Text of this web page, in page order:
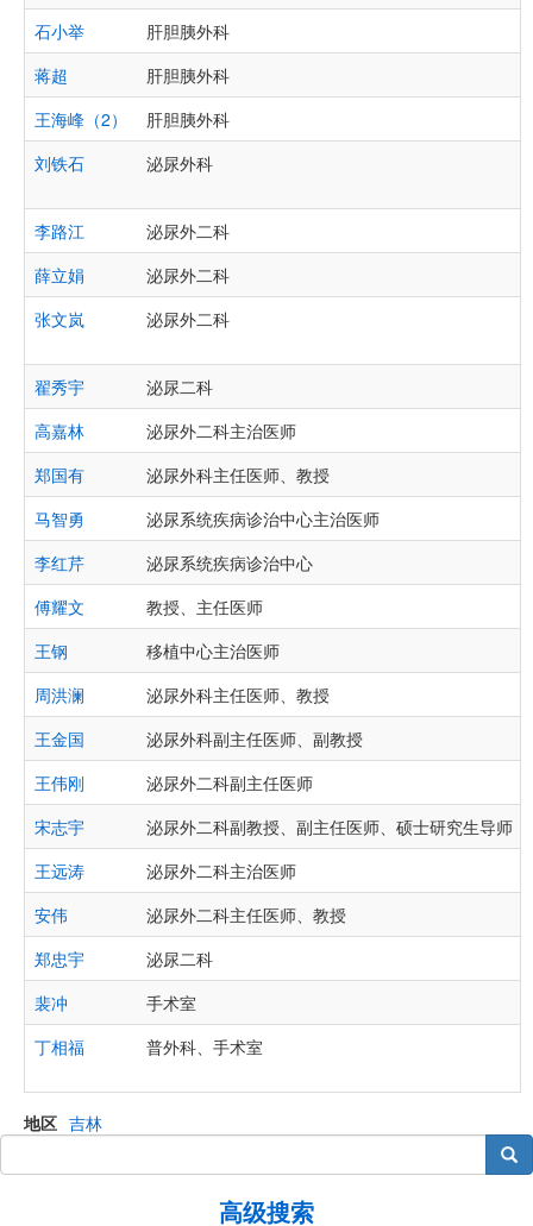
石小举
肝胆胰外科
蒋超
肝胆胰外科
王海峰（2）
肝胆胰外科
刘铁石
泌尿外科
李路江
泌尿外二科
薛立娟
泌尿外二科
张文岚
泌尿外二科
翟秀宇
泌尿二科
高嘉林
泌尿外二科主治医师
郑国有
泌尿外科主任医师、教授
马智勇
泌尿系统疾病诊治中心主治医师
李红芹
泌尿系统疾病诊治中心
傅耀文
教授、主任医师
王钢
移植中心主治医师
周洪澜
泌尿外科主任医师、教授
王金国
泌尿外科副主任医师、副教授
王伟刚
泌尿外二科副主任医师
宋志宇
泌尿外二科副教授、副主任医师、硕士研究生导师
王远涛
泌尿外二科主治医师
安伟
泌尿外二科主任医师、教授
郑忠宇
泌尿二科
裴冲
手术室
丁相福
普外科、手术室
地区 吉林
搜索
高级搜索